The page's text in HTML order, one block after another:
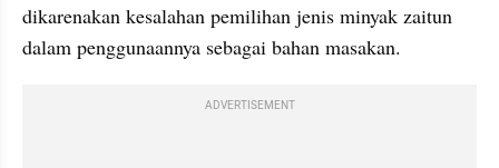
dikarenakan kesalahan pemilihan jenis minyak zaitun
dalam penggunaannya sebagai bahan masakan.
ADVERTISEMENT